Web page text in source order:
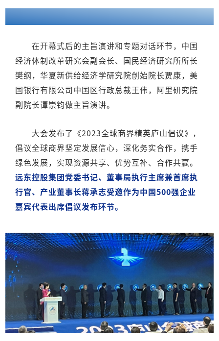
在开幕式后的主旨演讲和专题对话环节，中国
经济体制改革研究会副会长、国民经济研究所所长
樊纲，华夏新供给经济学研究院创始院长贾康，美
国银行有限公司中国区行政总裁王伟，阿里研究院
副院长谭崇钧做主旨演讲。
大会发布了《2023全球商界精英庐山倡议》，
倡议全球商界坚定发展信心，深化务实合作，携手
绿色发展，实现资源共享、优势互补、合作共赢。
远东控股集团党委书记、董事局执行主席兼首席执
行官、产业董事长蒋承志受邀作为中国500强企业
嘉宾代表出席倡议发布环节。